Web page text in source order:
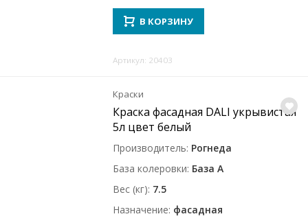
В КОРЗИНУ
Артикул: 20403
Краски
Краска фасадная DALI укрывистая
5л цвет белый
Производитель Рогнеда
База колеровки База A
Вес (кг) 7.5
Назначение фасадная